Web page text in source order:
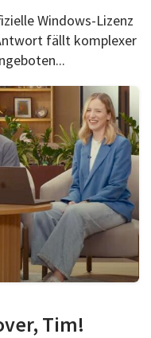
Windows-Lizenz
fällt komplexer
Tim!